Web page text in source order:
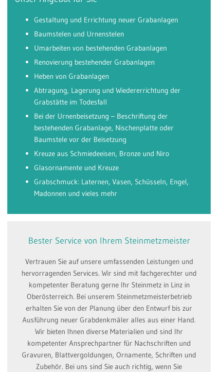
Gestaltung und Errichtung neuer Grabanlagen
Baumstelen und Urnenstelen
Umarbeiten von bestehenden Grabanlagen
Renovierung bestehender Grabanlagen
Heben von Grabanlagen
Abtragung, Lagerung und Wiedererrichtung der
Grabstätte im Todesfall
Bei der Urnenbeisetzung – Beschriftung der
bestehenden Grabanlage, Nischenplatte oder
Baumstele vor der Beisetzung
Kreuze aus Schmiedeeisen, Bronze und Niro
Glasornamente und Kreuze
Grabschmuck: Laternen, Vasen, Schüsseln, Engel,
Madonnen und vieles mehr
Bester Service von Ihrem Steinmetzmeister
Vertrauen Sie auf unsere umfassenden Leistungen und
hervorragenden Services. Wir sind mit fachgerechter und
kompetenter Beratung gerne Ihr Steinmetz in Linz in
Oberösterreich. Bei unserem Steinmetzmeisterbetrieb
erhalten Sie von der Planung über den Entwurf bis zur
Ausführung neuer Grabdenkmäler alles aus einer Hand.
Wir bieten Ihnen diverse Materialien und sind Ihr
kompetenter Ansprechpartner für Nachschriften und
Gravuren, Blattvergoldungen, Ornamente, Schriften und
Zubehör. Bei uns sind Sie auch richtig, wenn Sie